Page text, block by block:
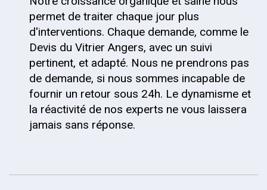
permet de traiter chaque jour plus
d'interventions. Chaque demande, comme le
Devis du Vitrier Angers, avec un suivi
pertinent, et adapté. Nous ne prendrons pas
de demande, si nous sommes incapable de
fournir un retour sous 24h. Le dynamisme et
la réactivité de nos experts ne vous laissera
jamais sans réponse.